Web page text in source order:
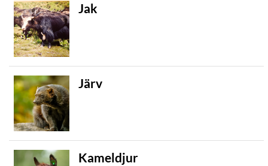
Jak
Järv
Kameldjur